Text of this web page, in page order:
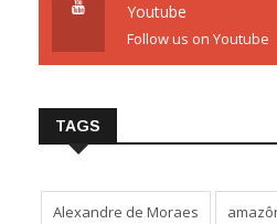
Youtube
Follow us on Youtube
TAGS
Alexandre de Moraes